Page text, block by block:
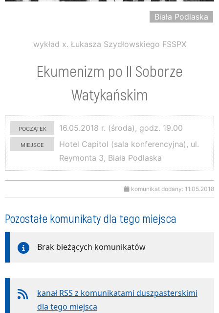
Biała Podlaska
wykład x. Łukasza Szydłowskiego FSSPX
Ekumenizm po II Soborze
Watykańskim
początek
16.05.2018 r. (środa), godz. 19.00
miejsce
Hotel Capitol (sala konferencyjna), ul.
Reymonta 3, Biała Podlaska
komunikat dodany: 11.05.2018
Pozostałe komunikaty dla tego miejsca
Brak bieżących komunikatów
kanał RSS z komunikatami duszpasterskimi
dla tego miejsca